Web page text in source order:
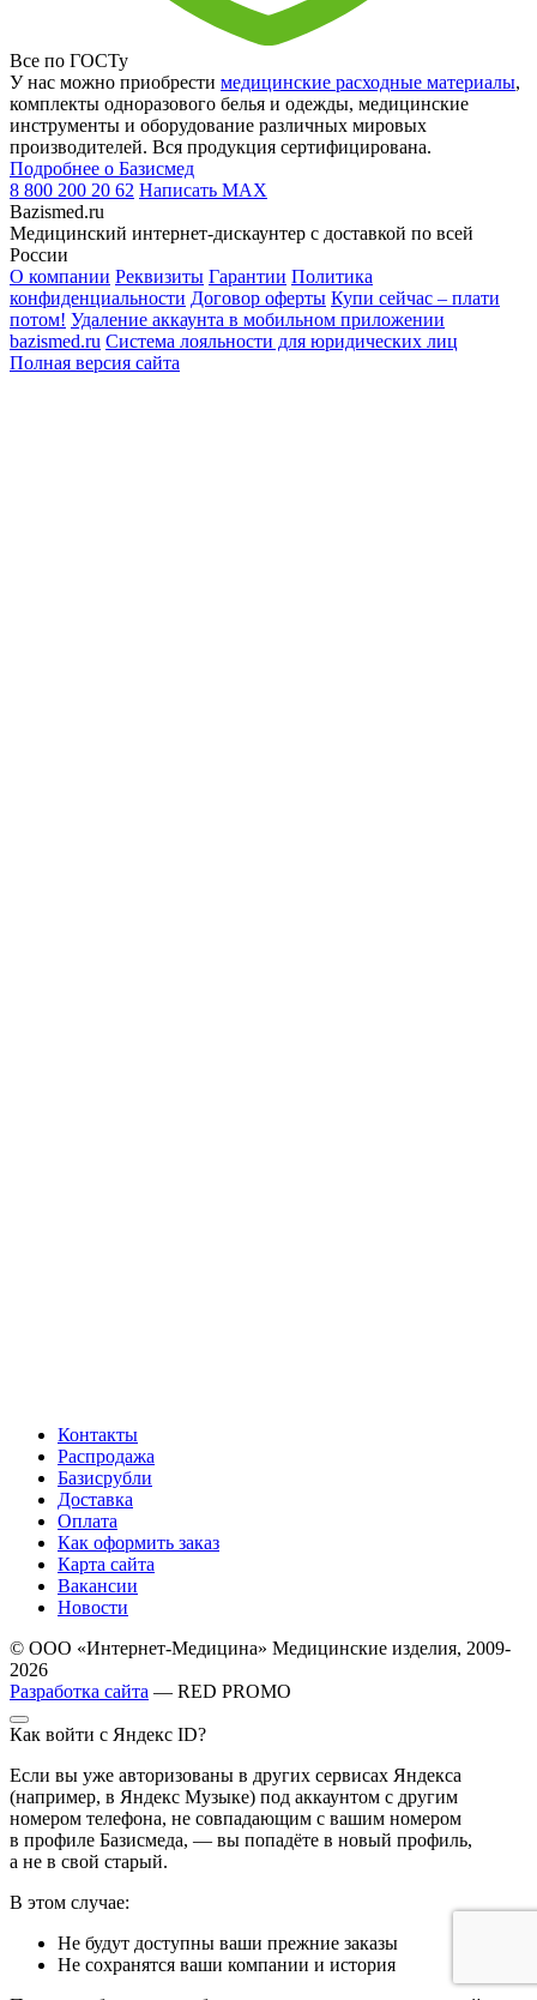
Все по ГОСТу
У нас можно приобрести медицинские расходные материалы,
комплекты одноразового белья и одежды, медицинские
инструменты и оборудование различных мировых
производителей. Вся продукция сертифицирована.
Подробнее о Базисмед
8 800 200 20 62 Написать MAX
Bazismed.ru
Медицинский интернет-дискаунтер с доставкой по всей
России
О компании Реквизиты Гарантии Политика
конфиденциальности Договор оферты Купи сейчас – плати
потом! Удаление аккаунта в мобильном приложении
bazismed.ru Система лояльности для юридических лиц
Полная версия сайта
Контакты
Распродажа
Базисрубли
Доставка
Оплата
Как оформить заказ
Карта сайта
Вакансии
Новости
© ООО «Интернет-Медицина» Медицинские изделия, 2009-
2026
Разработка сайта — RED PROMO
Как войти с Яндекс ID?
Если вы уже авторизованы в других сервисах Яндекса
(например, в Яндекс Музыке) под аккаунтом с другим
номером телефона, не совпадающим с вашим номером
в профиле Базисмеда, — вы попадёте в новый профиль,
а не в свой старый.
В этом случае:
Не будут доступны ваши прежние заказы
Не сохранятся ваши компании и история